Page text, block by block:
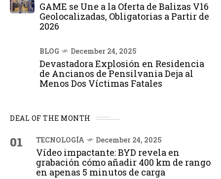
GAME se Une a la Oferta de Balizas V16
Geolocalizadas, Obligatorias a Partir de
2026
BLOG December 24, 2025
Devastadora Explosión en Residencia
de Ancianos de Pensilvania Deja al
Menos Dos Víctimas Fatales
DEAL OF THE MONTH
01 TECNOLOGÍA December 24, 2025
Vídeo impactante: BYD revela en
grabación cómo añadir 400 km de rango
en apenas 5 minutos de carga